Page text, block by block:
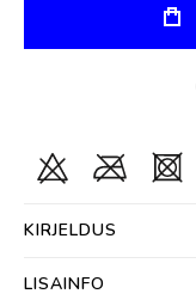
KIRJELDUS
LISAINFO